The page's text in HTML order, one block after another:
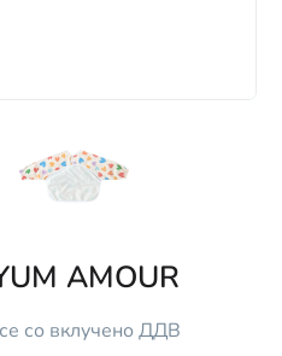
AMOUR
со вклучено ДДВ